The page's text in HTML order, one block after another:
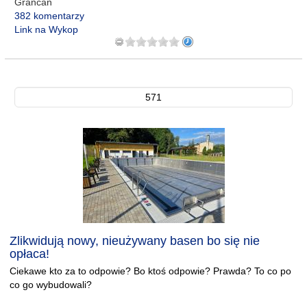
382 komentarzy
Link na Wykop
571
Zlikwidują nowy, nieużywany basen bo się nie
opłaca!
Ciekawe kto za to odpowie? Bo ktoś odpowie? Prawda? To co po
co go wybudowali?